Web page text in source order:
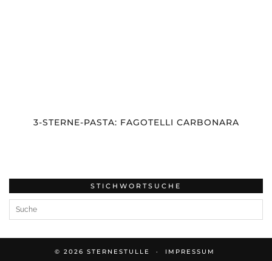
3-STERNE-PASTA: FAGOTELLI CARBONARA
STICHWORTSUCHE
© 2026 STERNESTULLE IMPRESSUM